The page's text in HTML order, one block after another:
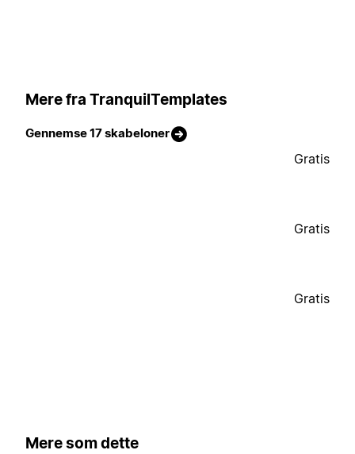
Mere fra TranquilTemplates
Gennemse 17 skabeloner
Gratis
Gratis
Gratis
Mere som dette